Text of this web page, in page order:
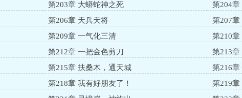
第203章 大蟒蛇神之死
第204
第206章 天兵天将
第207章
第209章 一气化三清
第210章
第212章 一把金色剪刀
第213章
第215章 扶桑木，通天城
第216
第218章 我有好朋友了！
第219章